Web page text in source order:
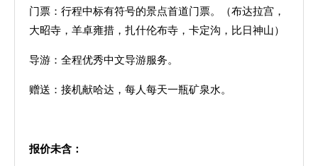
门票：行程中标有符号的景点首道门票。（布达拉宫，
大昭寺，羊卓雍措，扎什伦布寺，卡定沟，比日神山）
导游：全程优秀中文导游服务。
赠送：接机献哈达，每人每天一瓶矿泉水。
报价未含：